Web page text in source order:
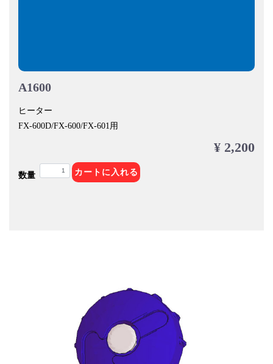
A1600
ヒーター
FX-600D/FX-600/FX-601用
¥ 2,200
数量 カートに入れる